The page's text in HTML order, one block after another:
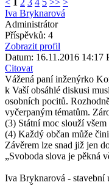
Iva Bryknarová
Administrátor
Příspěvků: 4
Zobrazit profil
Datum: 16.11.2016 14:17
Citovat
Vážená paní inženýrko
k Vaší obsáhlé diskusi
osobních pocitů.
vyčerpaným tématům.
(3) Státní moc slouží
(4) Každý občan může
Závěrem lze snad již jen
„Svoboda slova je pěkná
Iva Bryknarová - stavební